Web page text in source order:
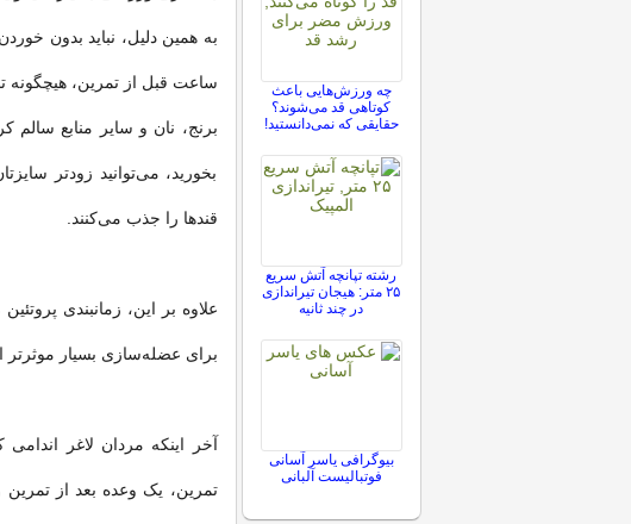
ساعت قبل از تمرین، هیچگونه
برنج، نان و سایر منابع سالم
بخورید، می‌توانید زودتر
قندها را جذب می‌کنند.
برای عضله‌سازی بسیار موثرتر
آخر اینکه مردان لاغر
تمرین، یک وعده بعد از
چه ورزش‌هایی باعث
کوتاهی قد می‌شوند؟
حقایقی که نمی‌دانستید!
رشته تپانچه آتش سریع
۲۵ متر: هیجان تیراندازی
در چند ثانیه
بیوگرافی یاسر آسانی
فوتبالیست آلبانی